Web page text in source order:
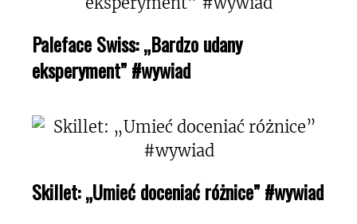
Paleface Swiss: „Bardzo udany
eksperyment” #wywiad
Skillet: „Umieć doceniać różnice” #wywiad